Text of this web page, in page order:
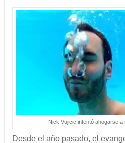
Nick Vujicic intentó ahogarse a
Desde el año pasado, el